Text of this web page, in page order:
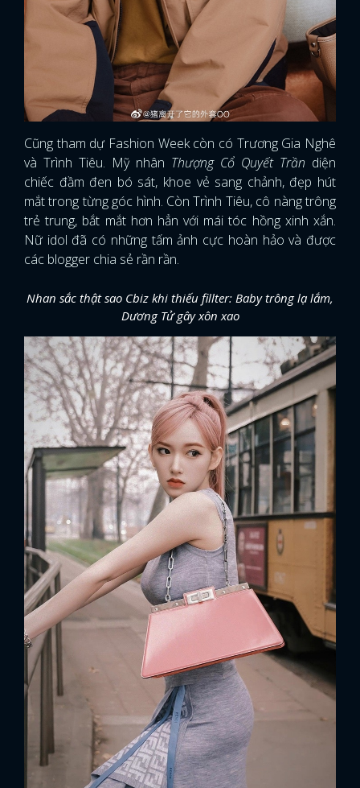
Cũng tham dự Fashion Week còn có Trương Gia Nghê
và Trình Tiêu. Mỹ nhân Thượng Cổ Quyết Trần diện
chiếc đầm đen bó sát, khoe vẻ sang chảnh, đẹp hút
mắt trong từng góc hình. Còn Trình Tiêu, cô nàng trông
trẻ trung, bắt mắt hơn hẳn với mái tóc hồng xinh xắn.
Nữ idol đã có những tấm ảnh cực hoàn hảo và được
các blogger chia sẻ rần rần.
Nhan sắc thật sao Cbiz khi thiếu fillter: Baby trông lạ lắm,
Dương Tử gây xôn xao